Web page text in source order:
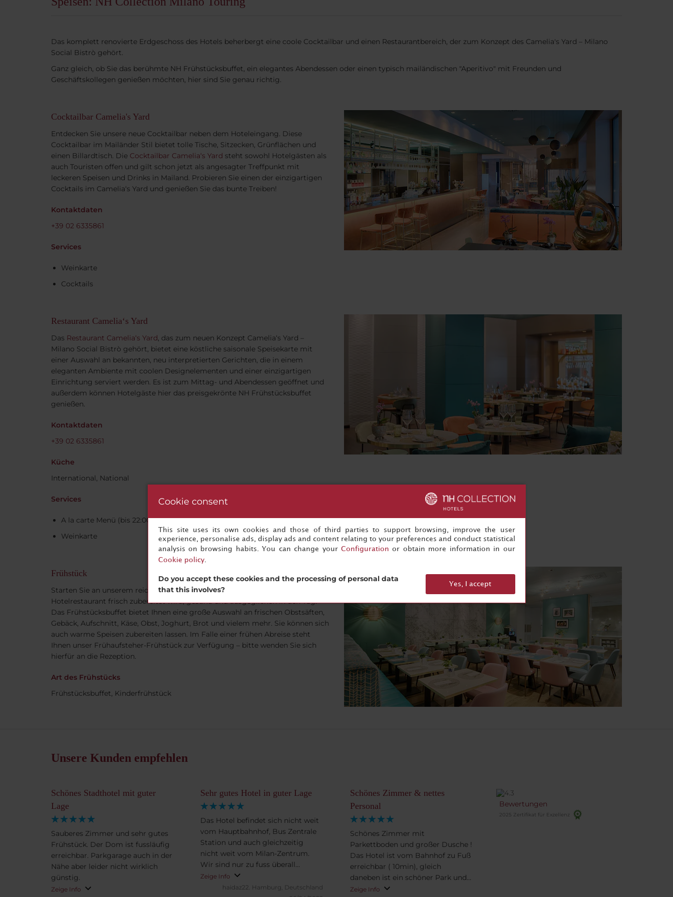
Das komplett renovierte Erdgeschoss des Hotels beherbergt eine coole Cocktailbar und einen Restaurantbereich, der zum Konzept des Camelia's Yard – Milano
Social Bistrò gehört.
Ganz gleich, ob Sie das berühmte NH Frühstücksbuffet, ein elegantes Abendessen oder einen typisch mailändischen "Aperitivo" mit Freunden und
Geschäftskollegen genießen möchten, hier sind Sie genau richtig.
Cocktailbar Camelia's Yard
Entdecken Sie unsere neue Cocktailbar neben dem Hoteleingang. Diese
Cocktailbar im Mailänder Stil bietet tolle Tische, Sitzecken, Grünflächen und
einen Billardtisch. Die Cocktailbar Camelia‘s Yard steht sowohl Hotelgästen als
auch Touristen offen und gilt schon jetzt als angesagter Treffpunkt mit
leckeren Speisen und Drinks in Mailand. Probieren Sie einen der einzigartigen
Cocktails im Camelia‘s Yard und genießen Sie das bunte Treiben!
Kontaktdaten
+39 02 6335861
Services
Weinkarte
Cocktails
Restaurant Camelia‘s Yard
Das Restaurant Camelia‘s Yard, das zum neuen Konzept Camelia‘s Yard –
Milano Social Bistrò gehört, bietet eine köstliche saisonale Speisekarte mit
einer Auswahl an bekannten, neu interpretierten Gerichten, die in einem
eleganten Ambiente mit coolen Designelementen und einer einzigartigen
Einrichtung serviert werden. Es ist zum Mittag- und Abendessen geöffnet und
außerdem können Hotelgäste hier das preisgekrönte NH Frühstücksbuffet
genießen.
Kontaktdaten
+39 02 6335861
Küche
International, National
Services
A la carte Menü (bis 22:00 Uhr)
Weinkarte
Frühstück
Starten Sie an unserem reichhaltigen Frühstücksbuffet, das jeden Morgen im
Hotelrestaurant frisch zubereitet wird, gesund und ausgeglichen in den Tag.
Das Frühstücksbuffet bietet Ihnen eine große Auswahl an frischen Obstsäften,
Gebäck, Aufschnitt, Käse, Obst, Joghurt, Brot und vielem mehr. Sie können sich
auch warme Speisen zubereiten lassen. Im Falle einer frühen Abreise steht
Ihnen unser Frühaufsteher-Frühstück zur Verfügung – bitte wenden Sie sich
hierfür an die Rezeption.
Art des Frühstücks
Frühstücksbuffet, Kinderfrühstück
Unsere Kunden empfehlen
Schönes Stadthotel mit guter
Lage
Sauberes Zimmer und sehr gutes
Frühstück. Der Dom ist fussläufig
erreichbar. Parkgarage auch in der
Nähe aber leider nicht wirklich
günstig.
Zeige Info
Sehr gutes Hotel in guter Lage
Das Hotel befindet sich nicht weit
vom Hauptbahnhof, Bus Zentrale
Station und auch gleichzeitig
nicht weit vom Milan-Zentrum.
Wir sind nur zu fuss überall
gegangen. Alle Mitarbeiter sind
sehr freundlich und versuchen die
Zeige Info
haidaz22. Hamburg, Deutschland
Schönes Zimmer & nettes
Personal
Schönes Zimmer mit
Parkettboden und großer Dusche !
Das Hotel ist vom Bahnhof zu Fuß
erreichbar ( 10min), gleich
daneben ist ein schöner Park und
man kann zum Dom zu Fuß
Zeige Info
Bewertungen
2025 Zertifikat für Exzellenz
Cookie consent
This site uses its own cookies and those of third parties to support browsing, improve the user
experience, personalise ads, display ads and content relating to your preferences and conduct statistical
analysis on browsing habits. You can change your Configuration or obtain more information in our
Cookie policy.
Do you accept these cookies and the processing of personal data
that this involves?
Yes, I accept